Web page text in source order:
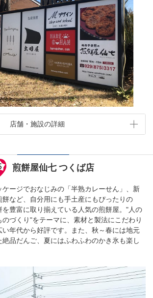
店舗・施設の詳細
煎餅屋仙七 つくば店
ケージでおなじみの「半熟カレーせん」、新
餅など、自分用にも手土産にもぴったりの
豊富に取り揃えている人気の煎餅屋。"人の
づくり"をテーマに、素材と製法にこだわり
年代から好評です。また、秋～春には地元
品だんご、夏にはふわふわのかき氷も楽し